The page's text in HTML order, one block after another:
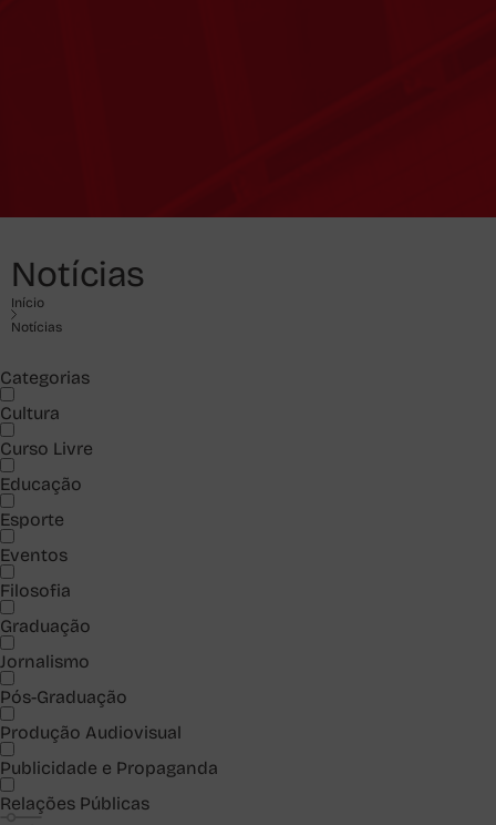
Notícias
Início
Notícias
Categorias
Cultura
Curso Livre
Educação
Esporte
Eventos
Filosofia
Graduação
Jornalismo
Pós-Graduação
Produção Audiovisual
Publicidade e Propaganda
Relações Públicas